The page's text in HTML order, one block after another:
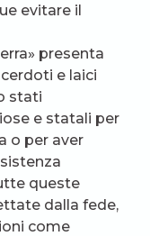
evitare il
presenta
e laici
stati
e statali per
o per aver
queste
dalla fede,
come